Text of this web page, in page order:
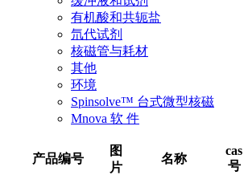
有机酸和共轭盐
氘代试剂
核磁管与耗材
其他
环境
Spinsolve™ 台式微型核磁
Mnova 软 件
产品编号 图片 名称
cas
号